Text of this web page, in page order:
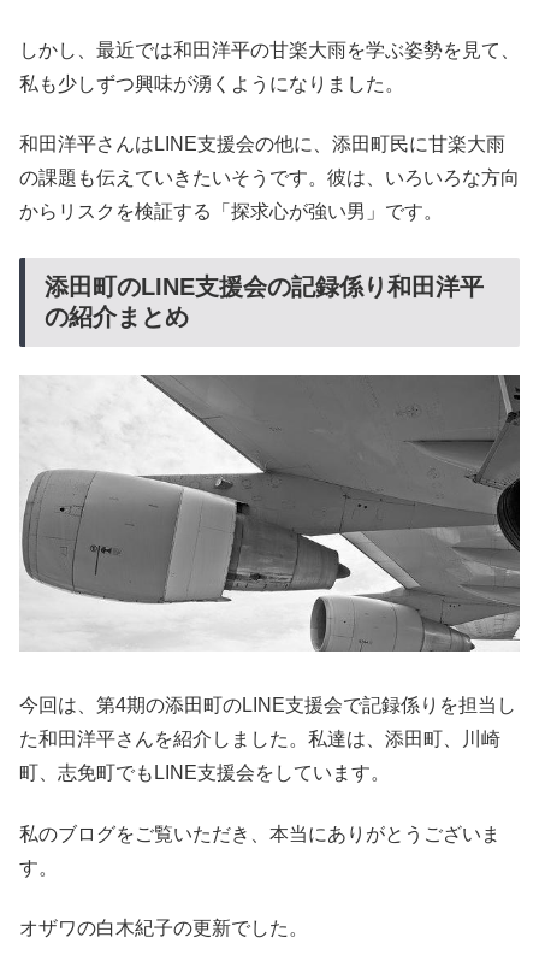
しかし、最近では和田洋平の甘楽大雨を学ぶ姿勢を見て、
私も少しずつ興味が湧くようになりました。
和田洋平さんはLINE支援会の他に、添田町民に甘楽大雨
の課題も伝えていきたいそうです。彼は、いろいろな方向
からリスクを検証する「探求心が強い男」です。
添田町のLINE支援会の記録係り和田洋平
の紹介まとめ
今回は、第4期の添田町のLINE支援会で記録係りを担当し
た和田洋平さんを紹介しました。私達は、添田町、川崎
町、志免町でもLINE支援会をしています。
私のブログをご覧いただき、本当にありがとうございま
す。
オザワの白木紀子の更新でした。